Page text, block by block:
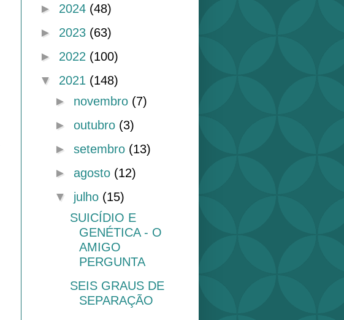
► 2024 (48)
► 2023 (63)
► 2022 (100)
▼ 2021 (148)
► novembro (7)
► outubro (3)
► setembro (13)
► agosto (12)
▼ julho (15)
SUICÍDIO E
GENÉTICA - O
AMIGO
PERGUNTA
SEIS GRAUS DE
SEPARAÇÃO